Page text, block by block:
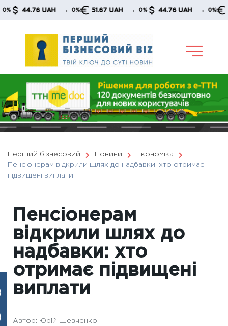
Skip
44.76 UAH → 0% 51.67 UAH → 0% 44.76 UAH → 0% 51.67
Перший бізнесовий Новини
Економіка
Пенсіонерам відкрили шлях до надбавки: хто отримає
підвищені виплати
Пенсіонерам
відкрили шлях до
надбавки: хто
отримає підвищені
виплати
Автор: Юрій Шевченко